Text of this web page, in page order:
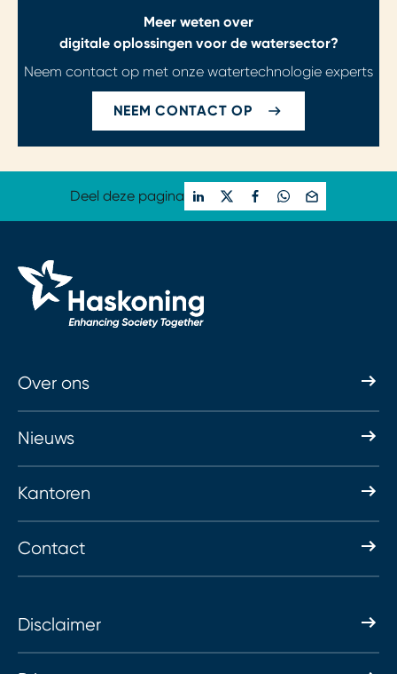
Meer weten over
digitale oplossingen voor de watersector?
Neem contact op met onze watertechnologie experts
NEEM CONTACT OP
Deel deze pagina
Over ons
Nieuws
Kantoren
Contact
Disclaimer